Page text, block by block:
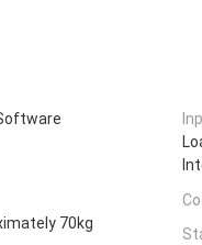
70kg